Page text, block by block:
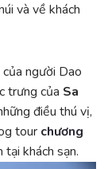
và về khách
người Dao
trưng của Sa
điều thú vị,
tour chương
tại khách sạn.